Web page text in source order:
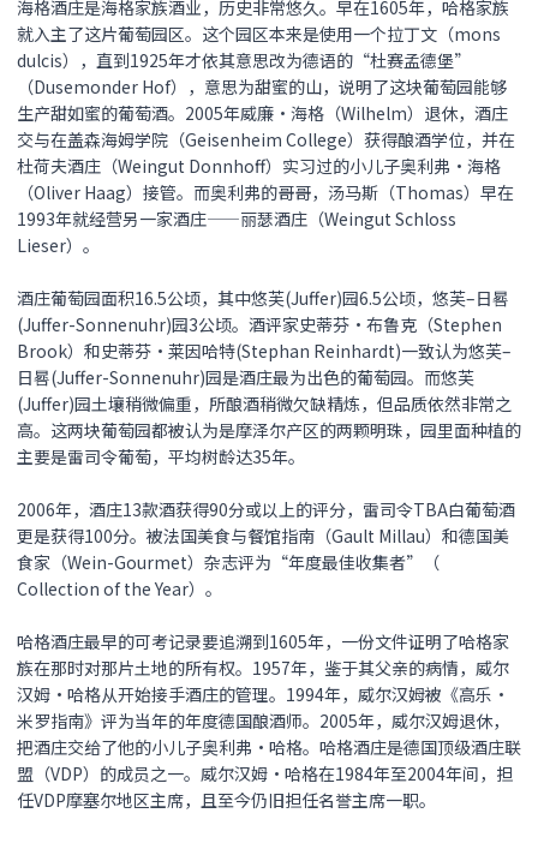
海格酒庄是海格家族酒业，历史非常悠久。早在1605年，哈格家族
就入主了这片葡萄园区。这个园区本来是使用一个拉丁文（mons
dulcis），直到1925年才依其意思改为德语的“杜赛孟德堡”
（Dusemonder Hof），意思为甜蜜的山，说明了这块葡萄园能够
生产甜如蜜的葡萄酒。2005年威廉•海格（Wilhelm）退休，酒庄
交与在盖森海姆学院（Geisenheim College）获得酿酒学位，并在
杜荷夫酒庄（Weingut Donnhoff）实习过的小儿子奥利弗•海格
（Oliver Haag）接管。而奥利弗的哥哥，汤马斯（Thomas）早在
1993年就经营另一家酒庄——丽瑟酒庄（Weingut Schloss
Lieser）。
酒庄葡萄园面积16.5公顷，其中悠芙(Juffer)园6.5公顷，悠芙–日晷
(Juffer-Sonnenuhr)园3公顷。酒评家史蒂芬•布鲁克（Stephen
Brook）和史蒂芬•莱因哈特(Stephan Reinhardt)一致认为悠芙–
日晷(Juffer-Sonnenuhr)园是酒庄最为出色的葡萄园。而悠芙
(Juffer)园土壤稍微偏重，所酿酒稍微欠缺精炼，但品质依然非常之
高。这两块葡萄园都被认为是摩泽尔产区的两颗明珠，园里面种植的
主要是雷司令葡萄，平均树龄达35年。
2006年，酒庄13款酒获得90分或以上的评分，雷司令TBA白葡萄酒
更是获得100分。被法国美食与餐馆指南（Gault Millau）和德国美
食家（Wein-Gourmet）杂志评为“年度最佳收集者”（
Collection of the Year）。
哈格酒庄最早的可考记录要追溯到1605年，一份文件证明了哈格家
族在那时对那片土地的所有权。1957年，鉴于其父亲的病情，威尔
汉姆·哈格从开始接手酒庄的管理。1994年，威尔汉姆被《高乐·
米罗指南》评为当年的年度德国酿酒师。2005年，威尔汉姆退休，
把酒庄交给了他的小儿子奥利弗·哈格。哈格酒庄是德国顶级酒庄联
盟（VDP）的成员之一。威尔汉姆·哈格在1984年至2004年间，担
任VDP摩塞尔地区主席，且至今仍旧担任名誉主席一职。